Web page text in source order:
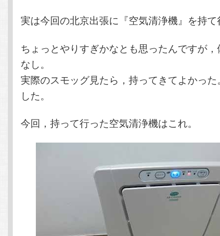
移
動
動
実は今回の北京出張に『空気清浄機』を持
ちょっとやりすぎかなとも思ったんですが
なし。
実際のスモッグ見たら，持ってきてよかっ
した。
今回，持って行った空気清浄機はこれ。